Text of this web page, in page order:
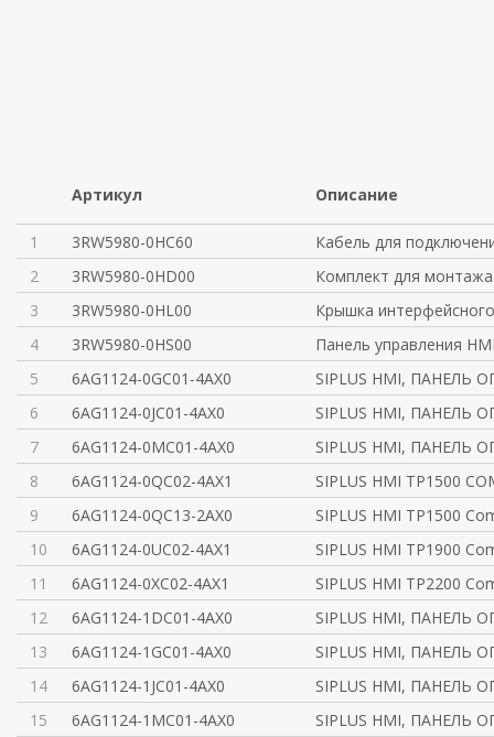
Артикул Описание
1 3RW5980-0HC60
Кабель для
2
3RW5980-0HD00
Комплект для
3
3RW5980-0HL00
Крышка
4
3RW5980-0HS00
Панель управления
5
6AG1124-0GC01-4AX0
SIPLUS HMI, ПАНЕЛЬ
6
6AG1124-0JC01-4AX0
SIPLUS HMI, ПАНЕЛЬ
7
6AG1124-0MC01-4AX0
SIPLUS HMI, ПАНЕЛЬ
8
6AG1124-0QC02-4AX1
SIPLUS HMI TP1500
9
6AG1124-0QC13-2AX0
SIPLUS HMI TP1500
10
6AG1124-0UC02-4AX1
SIPLUS HMI TP1900
11
6AG1124-0XC02-4AX1
SIPLUS HMI TP2200
12
6AG1124-1DC01-4AX0
SIPLUS HMI, ПАНЕЛЬ
13
6AG1124-1GC01-4AX0
SIPLUS HMI, ПАНЕЛЬ
14
6AG1124-1JC01-4AX0
SIPLUS HMI, ПАНЕЛЬ
15
6AG1124-1MC01-4AX0
SIPLUS HMI, ПАНЕЛЬ